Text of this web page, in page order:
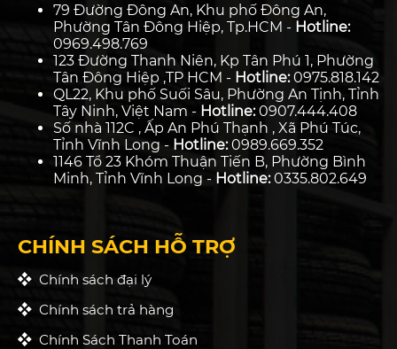
79 Đường Đông An, Khu phố Đông An,
Phường Tân Đông Hiệp, Tp.HCM - Hotline:
0969.498.769
123 Đường Thanh Niên, Kp Tân Phú 1, Phường
Tân Đông Hiệp ,TP HCM - Hotline:0975.818.142
QL22, Khu phố Suối Sâu, Phường An Tịnh, Tỉnh
Tây Ninh, Việt Nam - Hotline:0907.444.408
Số nhà 112C , Ấp An Phú Thạnh , Xã Phú Túc,
Tỉnh Vĩnh Long - Hotline:0989.669.352
1146 Tổ 23 Khóm Thuận Tiến B, Phường Bình
Minh, Tỉnh Vĩnh Long - Hotline:0335.802.649
CHÍNH SÁCH HỖ TRỢ
Chính sách đại lý
Chính sách trả hàng
Chính Sách Thanh Toán